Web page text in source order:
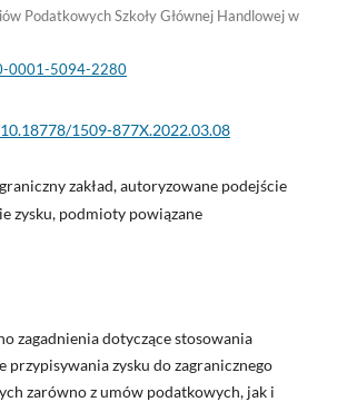
Podatkowych Szkoły Głównej Handlowej w
0001-5094-2280
1509-877X.2022.03.08
zakład, autoryzowane podejście
zysku, podmioty powiązane
zagadnienia dotyczące stosowania
przypisywania zysku do zagranicznego
zarówno z umów podatkowych, jak i